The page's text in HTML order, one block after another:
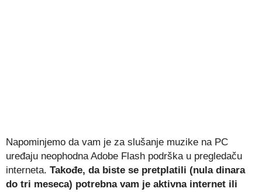
Napominjemo da vam je za slušanje muzike na PC
uređaju neophodna Adobe Flash podrška u pregledaču
interneta. Takođe, da biste se pretplatili (nula dinara
do tri meseca) potrebna vam je aktivna internet ili